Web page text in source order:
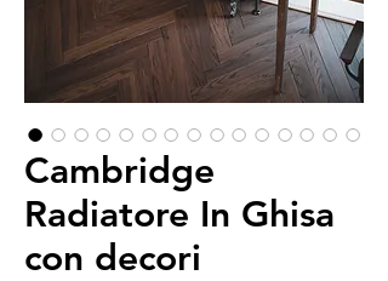
Cambridge
Radiatore In Ghisa
con decori